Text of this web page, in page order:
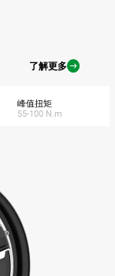
了解更多
峰值扭矩
55-100 N.m